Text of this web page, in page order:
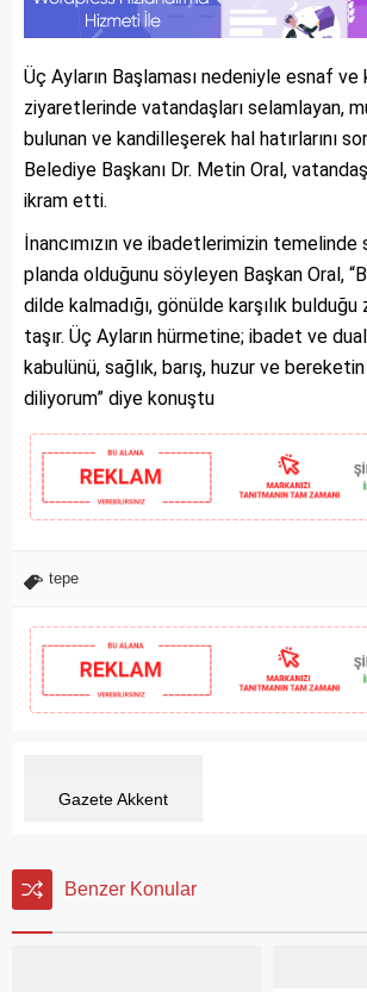
Üç Ayların Başlaması nedeniyle esnaf ve
ziyaretlerinde vatandaşları selamlayan,
bulunan ve kandilleşerek hal hatırlarını
Belediye Başkanı Dr. Metin Oral,
ikram etti.
İnancımızın ve ibadetlerimizin temelinde
planda olduğunu söyleyen Başkan Oral,
dilde kalmadığı, gönülde karşılık
taşır. Üç Ayların hürmetine; ibadet ve
kabulünü, sağlık, barış, huzur ve bereketin
diliyorum” diye konuştu
tepe
Gazete Akkent
Benzer Konular